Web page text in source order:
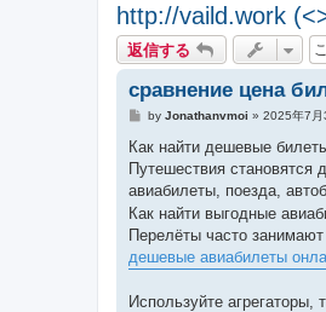
http://vaild.work
返信する
сравнение цена
投
記
by Jonathanvmoi » 2025年7月
Как найти дешевые
Путешествия становятся
авиабилеты, поезда,
Как найти выгодные
Перелёты часто занимают
дешевые авиабилеты
Используйте агрегаторы,